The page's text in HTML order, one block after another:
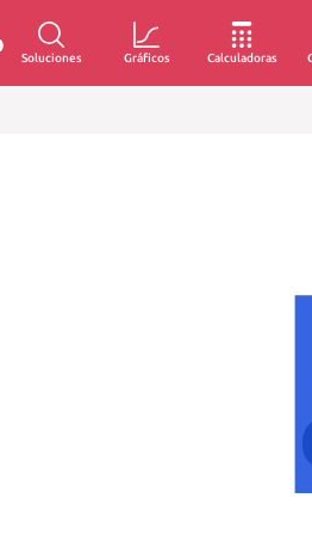
Soluciones Gráficos Calculadoras